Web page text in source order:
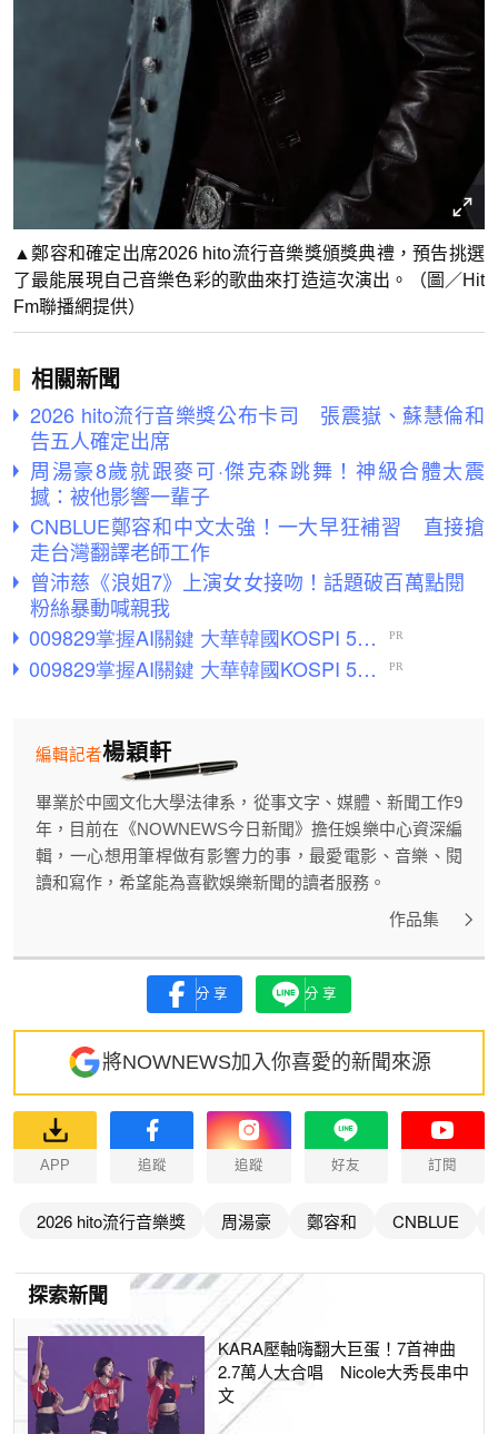
▲鄭容和確定出席2026 hito流行音樂獎頒獎典禮，預告挑選
了最能展現自己音樂色彩的歌曲來打造這次演出。（圖／Hit
Fm聯播網提供）
相關新聞
2026 hito流行音樂獎公布卡司 張震嶽、蘇慧倫和
告五人確定出席
周湯豪8歲就跟麥可·傑克森跳舞！神級合體太震
撼：被他影響一輩子
CNBLUE鄭容和中文太強！一大早狂補習 直接搶
走台灣翻譯老師工作
曾沛慈《浪姐7》上演女女接吻！話題破百萬點閱
粉絲暴動喊親我
楊穎軒
編輯記者
畢業於中國文化大學法律系，從事文字、媒體、新聞工作9
年，目前在《NOWNEWS今日新聞》擔任娛樂中心資深編
輯，一心想用筆桿做有影響力的事，最愛電影、音樂、閱
讀和寫作，希望能為喜歡娛樂新聞的讀者服務。
作品集
分享 分享
將NOWNEWS加入你喜愛的新聞來源
APP 追蹤 追蹤 好友 訂閱
2026 hito流行音樂獎 周湯豪 鄭容和 CNBLUE
探索新聞
KARA壓軸嗨翻大巨蛋！7首神曲
2.7萬人大合唱 Nicole大秀長串中
文